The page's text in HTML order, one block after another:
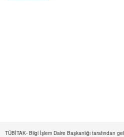
TÜBİTAK- Bilgi İşlem Daire Başkanlığı tarafından